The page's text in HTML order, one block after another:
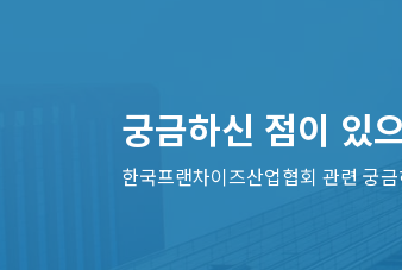
궁금하신 점이 있
한국프랜차이즈산업협회 관련 궁